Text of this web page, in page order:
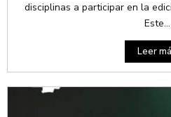
disciplinas a participar en la
Este...
Leer